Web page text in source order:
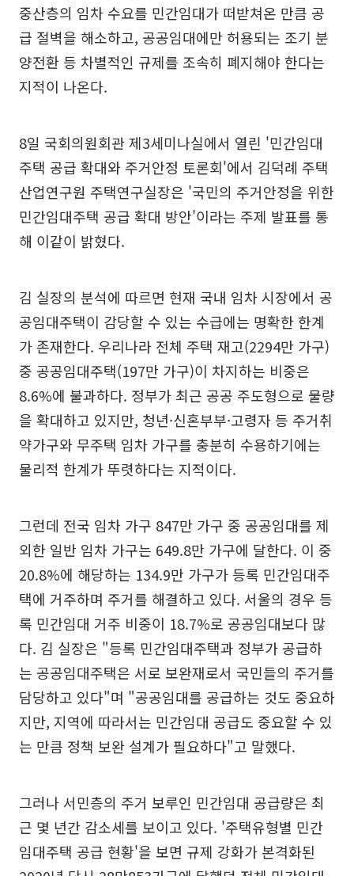
중산층의 임차 수요를 민간임대가 떠받쳐온 만큼 공
급 절벽을 해소하고, 공공임대에만 허용되는 조기 분
양전환 등 차별적인 규제를 조속히 폐지해야 한다는
지적이 나온다.
8일 국회의원회관 제3세미나실에서 열린 '민간임대
주택 공급 확대와 주거안정 토론회'에서 김덕례 주택
산업연구원 주택연구실장은 '국민의 주거안정을 위한
민간임대주택 공급 확대 방안'이라는 주제 발표를 통
해 이같이 밝혔다.
김 실장의 분석에 따르면 현재 국내 임차 시장에서 공
공임대주택이 감당할 수 있는 수급에는 명확한 한계
가 존재한다. 우리나라 전체 주택 재고(2294만 가구)
중 공공임대주택(197만 가구)이 차지하는 비중은
8.6%에 불과하다. 정부가 최근 공공 주도형으로 물량
을 확대하고 있지만, 청년·신혼부부·고령자 등 주거취
약가구와 무주택 임차 가구를 충분히 수용하기에는
물리적 한계가 뚜렷하다는 지적이다.
그런데 전국 임차 가구 847만 가구 중 공공임대를 제
외한 일반 임차 가구는 649.8만 가구에 달한다. 이 중
20.8%에 해당하는 134.9만 가구가 등록 민간임대주
택에 거주하며 주거를 해결하고 있다. 서울의 경우 등
록 민간임대 거주 비중이 18.7%로 공공임대보다 많
다. 김 실장은 "등록 민간임대주택과 정부가 공급하
는 공공임대주택은 서로 보완재로서 국민들의 주거를
담당하고 있다"며 "공공임대를 공급하는 것도 중요하
지만, 지역에 따라서는 민간임대 공급도 중요할 수 있
는 만큼 정책 보완 설계가 필요하다"고 말했다.
그러나 서민층의 주거 보루인 민간임대 공급량은 최
근 몇 년간 감소세를 보이고 있다. '주택유형별 민간
임대주택 공급 현황'을 보면 규제 강화가 본격화된